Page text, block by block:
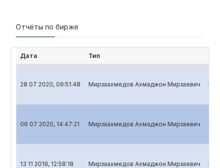
Отчёты по бирже
Дата Тип
28 07 2020, 09:51:48 Мирзаахмедов Ахмаджон Мирзаевич
06 07 2020, 14:47:21 Мирзаахмедов Ахмаджон Мирзаевич
13 11 2019, 12:58:18 Мирзаахмедов Ахмаджон Мирзаевич